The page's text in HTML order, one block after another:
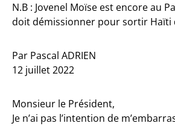
N.B : Jovenel Moïse est encore au
doit démissionner pour sortir Haïti
Par Pascal ADRIEN
12 juillet 2022
Monsieur le Président,
Je n’ai pas l’intention de